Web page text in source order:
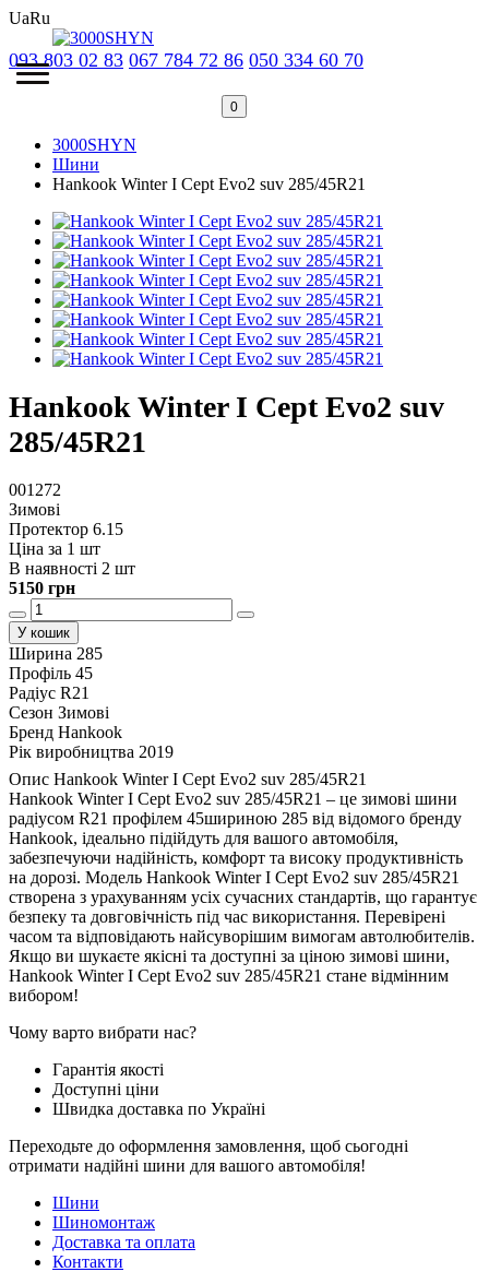
UaRu
093 803 02 83 067 784 72 86 050 334 60 70
0
3000SHYN
Шини
Hankook Winter I Cept Evo2 suv 285/45R21
Hankook Winter I Cept Evo2 suv
285/45R21
001272
Зимові
Протектор 6.15
Ціна за 1 шт
В наявності 2 шт
5150 грн
У кошик
Ширина 285
Профіль 45
Радіус R21
Сезон Зимові
Бренд Hankook
Рік виробництва 2019
Опис Hankook Winter I Cept Evo2 suv 285/45R21
Hankook Winter I Cept Evo2 suv 285/45R21 – це зимові шини
радіусом R21 профілем 45шириною 285 від відомого бренду
Hankook, ідеально підійдуть для вашого автомобіля,
забезпечуючи надійність, комфорт та високу продуктивність
на дорозі. Модель Hankook Winter I Cept Evo2 suv 285/45R21
створена з урахуванням усіх сучасних стандартів, що гарантує
безпеку та довговічність під час використання. Перевірені
часом та відповідають найсуворішим вимогам автолюбителів.
Якщо ви шукаєте якісні та доступні за ціною зимові шини,
Hankook Winter I Cept Evo2 suv 285/45R21 стане відмінним
вибором!
Чому варто вибрати нас?
Гарантія якості
Доступні ціни
Швидка доставка по Україні
Переходьте до оформлення замовлення, щоб сьогодні
отримати надійні шини для вашого автомобіля!
Шини
Шиномонтаж
Доставка та оплата
Контакти